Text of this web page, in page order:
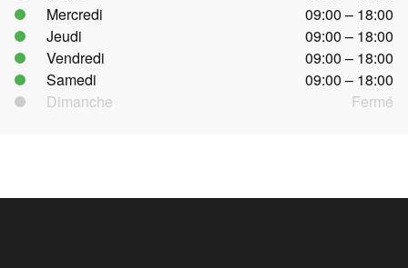
Mercredi
09:00 – 18:00
Jeudi
09:00 – 18:00
Vendredi
09:00 – 18:00
Samedi
09:00 – 18:00
Dimanche
Fermé